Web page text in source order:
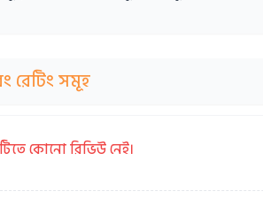
রেটিং সমূহ
কোনো রিভিউ নেই।